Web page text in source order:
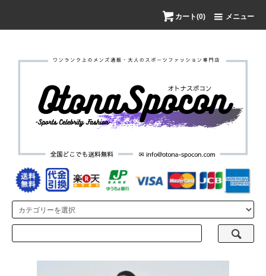
カート(0) メニュー